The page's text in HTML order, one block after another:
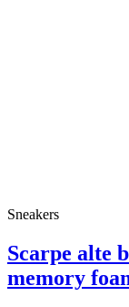
Sneakers
Scarpe alte
memory